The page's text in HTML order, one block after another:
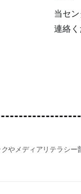
当セ
連絡く
やメディアリテラシー